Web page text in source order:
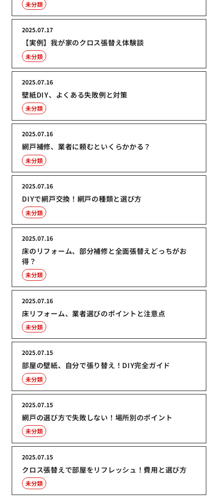
未分類
【実例】我が家のクロス張替え体験談
2025.07.17
未分類
壁紙DIY、よくある失敗例と対策
2025.07.16
未分類
網戸補修、業者に頼むといくらかかる？
2025.07.16
未分類
DIYで網戸交換！網戸の種類と選び方
2025.07.16
未分類
床のリフォーム、部分補修と全面張替えどっちがお
得？
2025.07.16
未分類
床リフォーム、業者選びのポイントと注意点
2025.07.16
未分類
部屋の壁紙、自分で張り替え！DIY完全ガイド
2025.07.15
未分類
網戸の選び方で失敗しない！場所別のポイント
2025.07.15
未分類
クロス張替えで部屋をリフレッシュ！費用と選び方
2025.07.15
未分類